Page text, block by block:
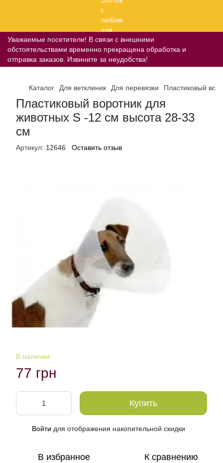
Уважаемые посетители! В связи с внешними
обстоятельствами временно прекращена обработка и
отправка заказов. Извините за неудобства!
Каталог Для ветклиник Для перевязки Пластиковый
Пластиковый воротник для
животных S -12 см высота 28-33
см
Артикул: 12646 Оставить отзыв
В наличии
77 грн
Купить
Войти для отображения накопительной скидки
В избранное К сравнению